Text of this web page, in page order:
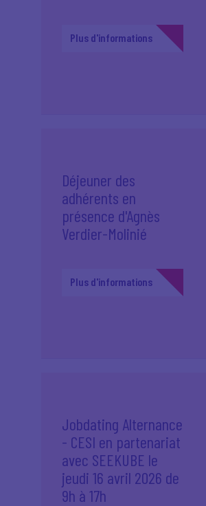
Plus d'informations
Déjeuner des
adhérents en
présence d'Agnès
Verdier-Molinié
Plus d'informations
Jobdating Alternance
- CESI en partenariat
avec SEEKUBE le
jeudi 16 avril 2026 de
9h à 17h